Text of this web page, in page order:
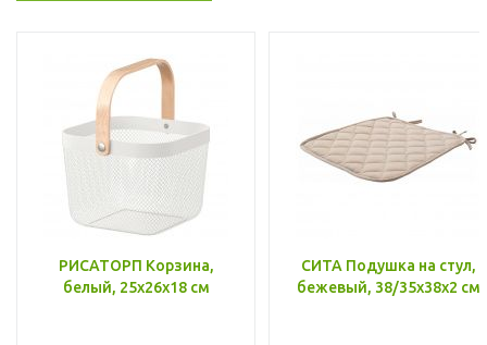
РИСАТОРП Корзина,
белый, 25x26x18 см
СИТА Подушка на стул,
бежевый, 38/35x38x2 см